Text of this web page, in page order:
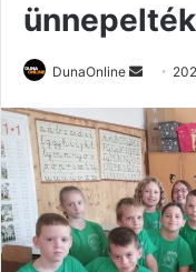
DunaOnline
Send
email